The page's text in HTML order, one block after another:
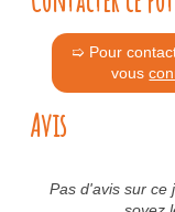
➯ Pour
vous
Avis
Pas d'avis sur ce